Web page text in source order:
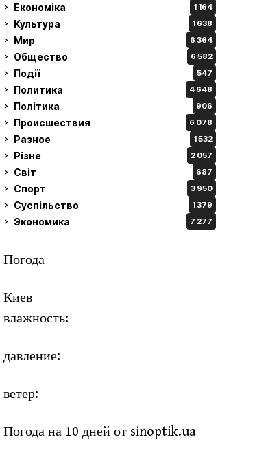
Економіка 1 164
Культура 1 638
Мир 6 364
Общество 6 582
Події 547
Политика 4 648
Політика 906
Происшествия 6 078
Разное 1 532
Різне 2 057
Світ 687
Спорт 3 950
Суспільство 1 379
Экономика 7 277
Погода
Киев
влажность:
давление:
ветер:
Погода на 10 дней от sinoptik.ua